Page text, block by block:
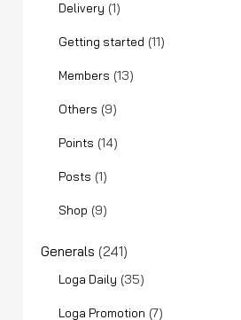
Delivery (1)
Getting started (11)
Members (13)
Others (9)
Points (14)
Posts (1)
Shop (9)
Generals (241)
Loga Daily (35)
Loga Promotion (7)